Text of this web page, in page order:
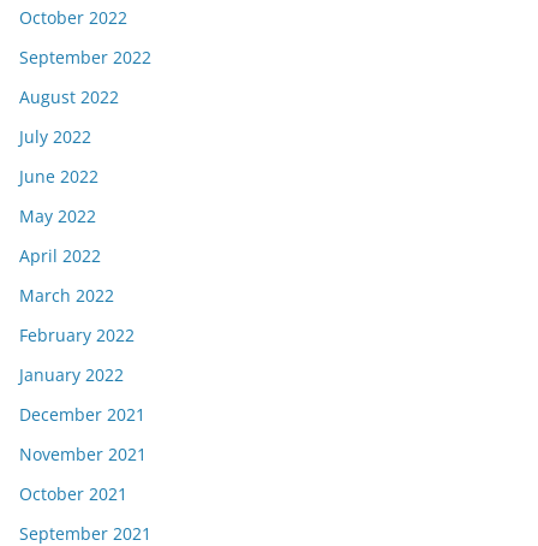
October 2022
September 2022
August 2022
July 2022
June 2022
May 2022
April 2022
March 2022
February 2022
January 2022
December 2021
November 2021
October 2021
September 2021